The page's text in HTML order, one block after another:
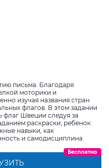
письма. Благодаря
моторики и
изучая названия стран
флагов. В этом задании
флаг Швеции следуя за
раскраски, ребенок
навыки, как
и самодисциплина.
Бесплатно